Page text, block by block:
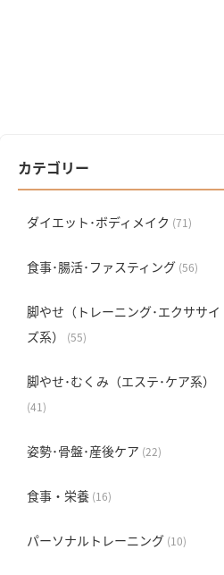
カテゴリー
ダイエット･ボディメイク (71)
食事･腸活･ファスティング (56)
脚やせ（トレーニング･エクササイ
ズ系）
(55)
脚やせ･むくみ（エステ･ケア系）
(41)
姿勢･骨盤･産後ケア (22)
食事・栄養 (16)
パーソナルトレーニング (10)